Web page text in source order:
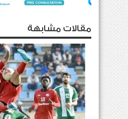
مقالات مشابهة